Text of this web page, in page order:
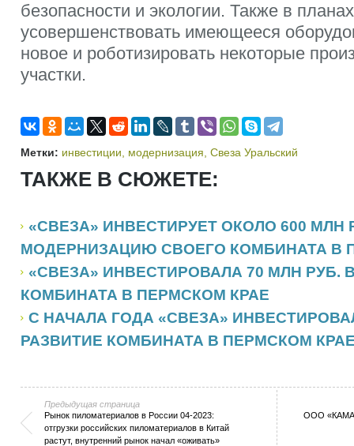
безопасности и экологии. Также в
усовершенствовать имеющееся
новое и роботизировать некоторые
участки.
Метки: инвестиции модернизация Свеза Уральский
ТАКЖЕ В СЮЖЕТЕ:
«СВЕЗА» ИНВЕСТИРУЕТ ОКОЛО 600 МЛН
МОДЕРНИЗАЦИЮ СВОЕГО КОМБИНАТА В
«СВЕЗА» ИНВЕСТИРОВАЛА 70 МЛН
КОМБИНАТА В ПЕРМСКОМ КРАЕ
С НАЧАЛА ГОДА «СВЕЗА»
РАЗВИТИЕ КОМБИНАТА В ПЕРМСКОМ
Предыдущая страница
Рынок пиломатериалов в России 04-2023:
отгрузки российских пиломатериалов в Китай
растут, внутренний рынок начал «оживать»
ООО «КАМА»